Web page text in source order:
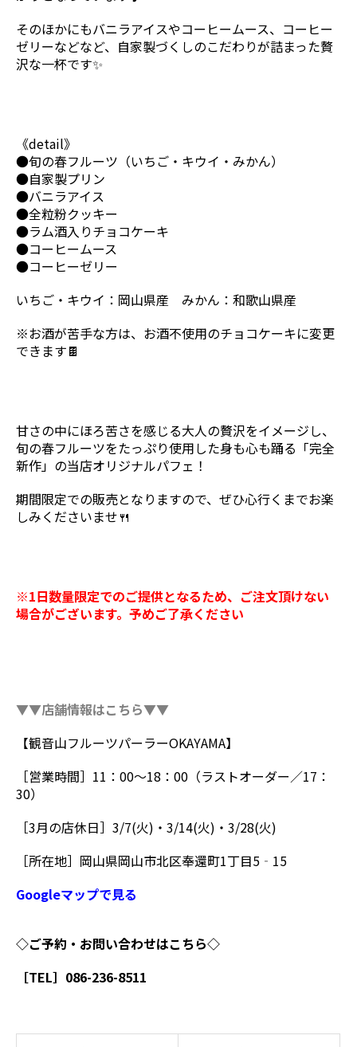
そのほかにもバニラアイスやコーヒームース、コーヒー
ゼリーなどなど、自家製づくしのこだわりが詰まった贅
沢な一杯です✨
《detail》
●旬の春フルーツ（いちご・キウイ・みかん）
●自家製プリン
●バニラアイス
●全粒粉クッキー
●ラム酒入りチョコケーキ
●コーヒームース
●コーヒーゼリー
いちご・キウイ：岡山県産 みかん：和歌山県産
※お酒が苦手な方は、お酒不使用のチョコケーキに変更
できます🍫
甘さの中にほろ苦さを感じる大人の贅沢をイメージし、
旬の春フルーツをたっぷり使用した身も心も踊る「完全
新作」の当店オリジナルパフェ！
期間限定での販売となりますので、ぜひ心行くまでお楽
しみくださいませ🍴
※1日数量限定でのご提供となるため、ご注文頂けない
場合がございます。予めご了承ください
▼▼店舗情報はこちら▼▼
【観音山フルーツパーラーOKAYAMA】
［営業時間］11：00～18：00（ラストオーダー／17：
30）
［3月の店休日］3/7(火)・3/14(火)・3/28(火)
［所在地］岡山県岡山市北区奉還町1丁目5‐15
Googleマップで見る
◇ご予約・お問い合わせはこちら◇
［TEL］086-236-8511